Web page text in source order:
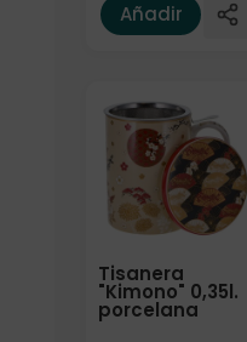
Añadir
Tisanera
"Kimono" 0,35l.
porcelana